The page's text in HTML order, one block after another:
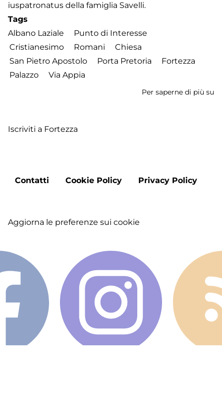
iuspatronatus della famiglia Savelli.
Tags
Albano Laziale
Punto di Interesse
Cristianesimo
Romani
Chiesa
San Pietro Apostolo
Porta Pretoria
Fortezza
Palazzo
Via Appia
Per saperne di più su
Iscriviti a Fortezza
Footer
Contatti Cookie Policy Privacy Policy
Aggiorna le preferenze sui cookie